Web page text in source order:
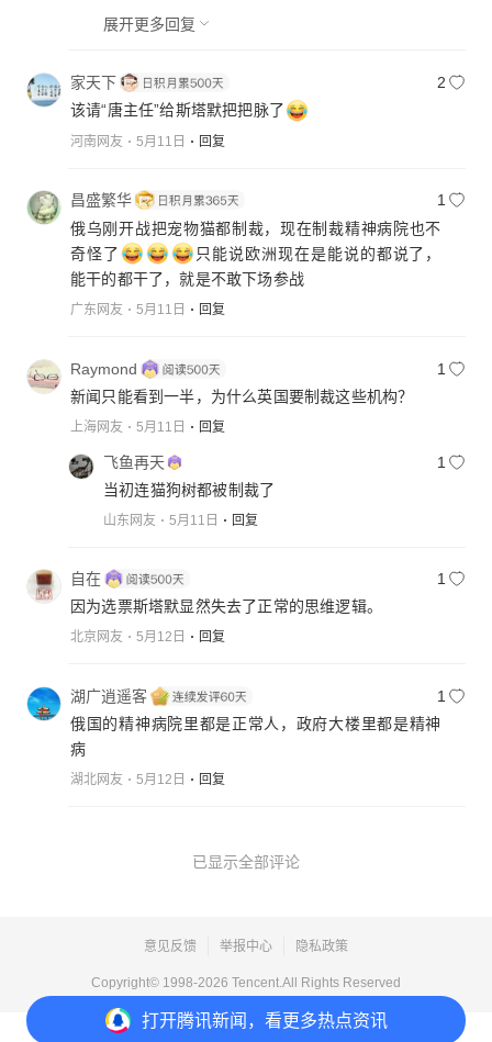
打开腾讯新闻，看更多热点资讯
展开更多回复
家天下
2
该请“唐主任”给斯塔默把把脉了
河南网友 5月11日 回复
昌盛繁华
1
俄乌刚开战把宠物猫都制裁，现在制裁精神病院也不
奇怪了
只能说欧洲现在是能说的都说了，
能干的都干了，就是不敢下场参战
广东网友 5月11日 回复
Raymond
1
新闻只能看到一半，为什么英国要制裁这些机构？
上海网友 5月11日 回复
飞鱼再天
1
当初连猫狗树都被制裁了
山东网友 5月11日 回复
自在
1
因为选票斯塔默显然失去了正常的思维逻辑。
北京网友 5月12日 回复
湖广逍遥客
1
俄国的精神病院里都是正常人，政府大楼里都是精神
病
湖北网友 5月12日 回复
已显示全部评论
意见反馈 举报中心 隐私政策
Copyright© 1998-2026 Tencent.All Rights Reserved